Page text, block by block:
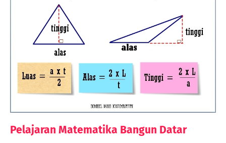
Pelajaran Matematika Bangun Datar